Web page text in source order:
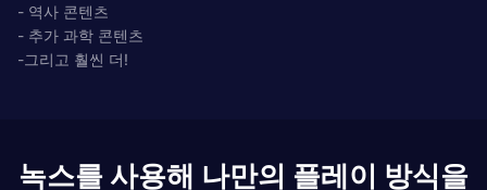
- 역사 콘텐츠
- 추가 과학 콘텐츠
-그리고 훨씬 더!
녹스를 사용해 나만의 플레이 방식을